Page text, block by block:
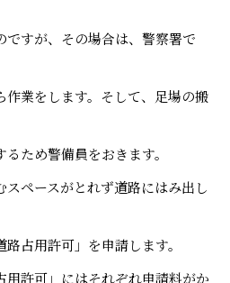
すが、その場合は、警察署で
作業をします。そして、足場の搬
ため警備員をおきます。
スペースがとれず道路にはみ出し
占用許可」を申請します。
用許可」にはそれぞれ申請料がか